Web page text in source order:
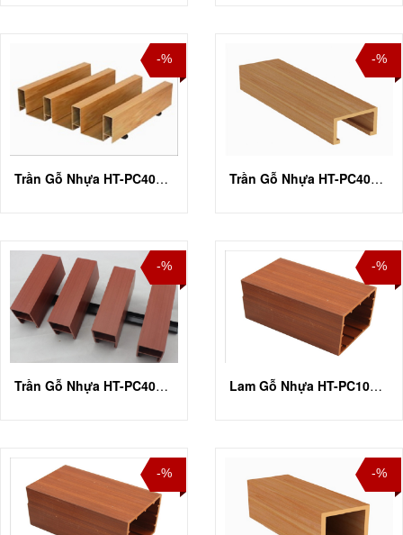
-%
Trần Gỗ Nhựa HT-PC40U100
-%
Trần Gỗ Nhựa HT-PC40U50
-%
Trần Gỗ Nhựa HT-PC40U75
-%
Lam Gỗ Nhựa HT-PC105H105
-% -%